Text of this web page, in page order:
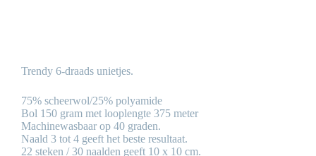
Trendy 6-draads unietjes.
75% scheerwol/25% polyamide
Bol 150 gram met looplengte 375 meter
Machinewasbaar op 40 graden.
Naald 3 tot 4 geeft het beste resultaat.
22 steken / 30 naalden geeft 10 x 10 cm.